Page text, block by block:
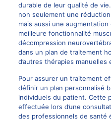
durable de leur qualité de
non seulement une
mais aussi une
meilleure fonctionnalité
décompression
dans un plan de traitement
d’autres thérapies manuelles
Pour assurer un traitement
définir un plan personnalisé
individuels du patient. Cette
effectuée lors d’une
des professionnels de santé